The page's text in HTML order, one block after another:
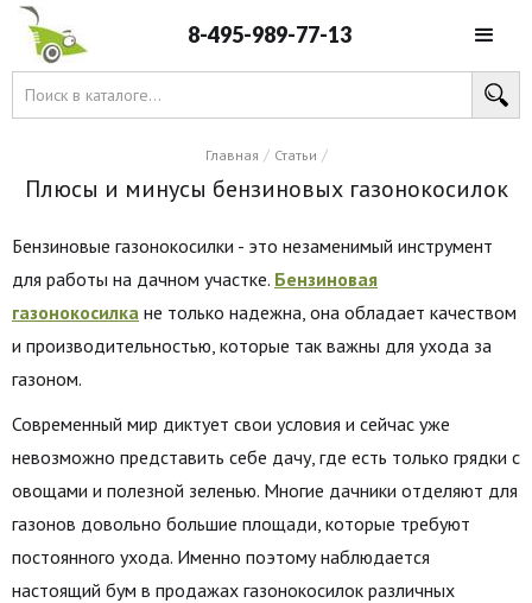
8-495-989-77-13
Главная / Статьи /
Плюсы и минусы бензиновых газонокосилок
Бензиновые газонокосилки - это незаменимый инструмент
для работы на дачном участке. Бензиновая
газонокосилка не только надежна, она обладает качеством
и производительностью, которые так важны для ухода за
газоном.
Современный мир диктует свои условия и сейчас уже
невозможно представить себе дачу, где есть только грядки с
овощами и полезной зеленью. Многие дачники отделяют для
газонов довольно большие площади, которые требуют
постоянного ухода. Именно поэтому наблюдается
настоящий бум в продажах газонокосилок различных